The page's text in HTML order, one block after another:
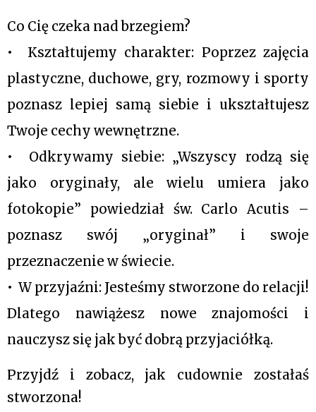
Co Cię czeka nad brzegiem?
•⁠  ⁠Kształtujemy charakter: Poprzez zajęcia
plastyczne, duchowe, gry, rozmowy i sporty
poznasz lepiej samą siebie i ukształtujesz
Twoje cechy wewnętrzne.
•⁠  Odkrywamy siebie: „Wszyscy rodzą się
jako oryginały, ale wielu umiera jako
fotokopie” powiedział św. Carlo Acutis –
poznasz swój „oryginał” i swoje
przeznaczenie w świecie.
•⁠  ⁠W przyjaźni: Jesteśmy stworzone do relacji!
Dlatego nawiążesz nowe znajomości i
nauczysz się jak być dobrą przyjaciółką.
Przyjdź i zobacz, jak cudownie zostałaś
stworzona!